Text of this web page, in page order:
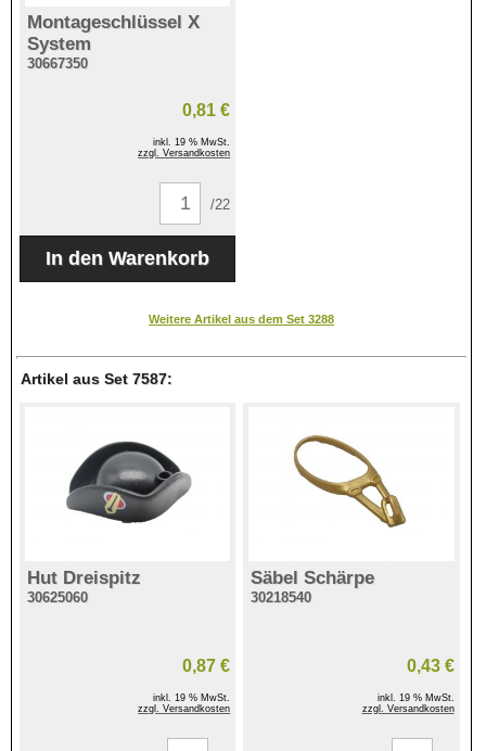
Montageschlüssel X
System
30667350
0,81 €
inkl. 19 % MwSt.
zzgl. Versandkosten
/22
Weitere Artikel aus dem Set 3288
Artikel aus Set 7587:
Hut Dreispitz
30625060
0,87 €
inkl. 19 % MwSt.
zzgl. Versandkosten
Säbel Schärpe
30218540
0,43 €
inkl. 19 % MwSt.
zzgl. Versandkosten